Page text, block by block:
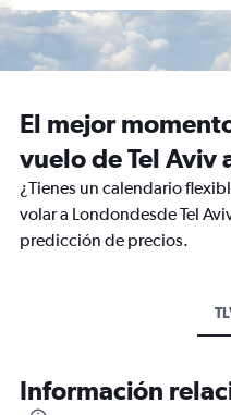
El mejor
vuelo de Tel Aviv
¿Tienes un calendario
volar a Londondesde Tel
predicción de precios.
Información